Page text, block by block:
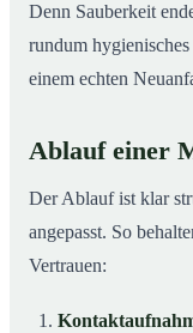
Denn Sauberkeit
rundum
einem echten
Ablauf einer
Der Ablauf ist klar
angepasst. So
Vertrauen: